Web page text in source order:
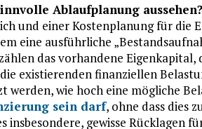
Ablaufplanung aussehen?
und einer Kostenplanung für die
eine ausführliche
das vorhandene Eigenkapital,
existierenden finanziellen
werden, wie hoch eine mögliche
sein darf, ohne dass dies
insbesondere, gewisse Rücklagen